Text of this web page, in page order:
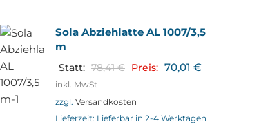
Sola Abziehlatte AL 1007/3,5
m
Statt: 78,41€ Preis: 70,01 €
inkl. MwSt
zzgl. Versandkosten
Lieferzeit: Lieferbar in 2-4 Werktagen